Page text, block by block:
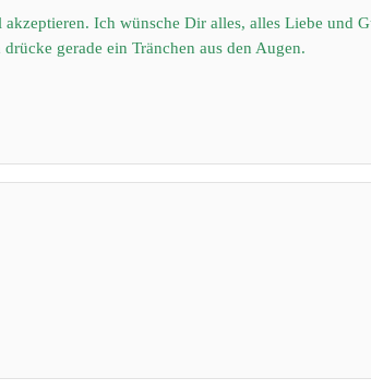
Ich wünsche Dir alles, alles Liebe und
gerade ein Tränchen aus den Augen.